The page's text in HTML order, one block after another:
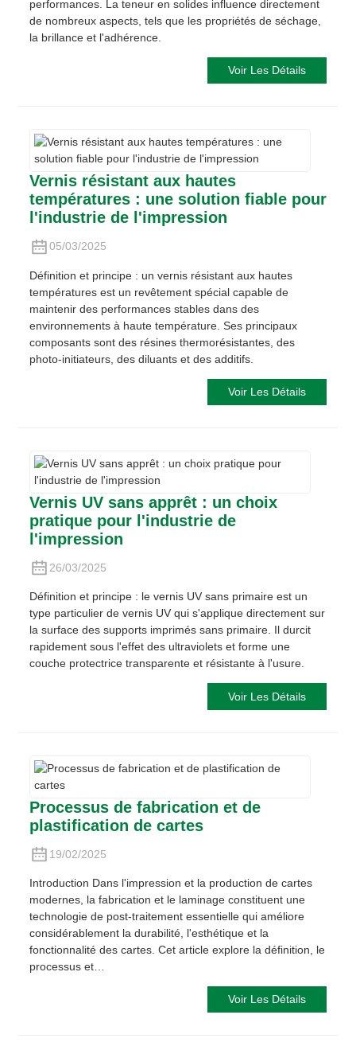
performances. La teneur en solides influence directement
de nombreux aspects, tels que les propriétés de séchage,
la brillance et l'adhérence.
Voir Les Détails
Vernis résistant aux hautes
températures : une solution fiable pour
l'industrie de l'impression
05/03/2025
Définition et principe : un vernis résistant aux hautes
températures est un revêtement spécial capable de
maintenir des performances stables dans des
environnements à haute température. Ses principaux
composants sont des résines thermorésistantes, des
photo-initiateurs, des diluants et des additifs.
Voir Les Détails
Vernis UV sans apprêt : un choix
pratique pour l'industrie de
l'impression
26/03/2025
Définition et principe : le vernis UV sans primaire est un
type particulier de vernis UV qui s'applique directement sur
la surface des supports imprimés sans primaire. Il durcit
rapidement sous l'effet des ultraviolets et forme une
couche protectrice transparente et résistante à l'usure.
Voir Les Détails
Processus de fabrication et de
plastification de cartes
19/02/2025
Introduction Dans l'impression et la production de cartes
modernes, la fabrication et le laminage constituent une
technologie de post-traitement essentielle qui améliore
considérablement la durabilité, l'esthétique et la
fonctionnalité des cartes. Cet article explore la définition, le
processus et…
Voir Les Détails